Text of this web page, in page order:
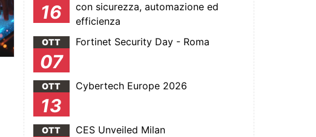
16
con sicurezza, automazione ed
efficienza
OTT
07
Fortinet Security Day - Roma
OTT
13
Cybertech Europe 2026
OTT CES Unveiled Milan